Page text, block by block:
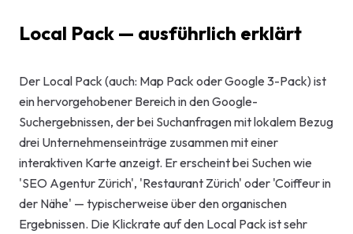
Digitales
Local Pack — ausführlich erklärt
Der Local Pack (auch: Map Pack oder Google 3-Pack) ist
ein hervorgehobener Bereich in den Google-
Suchergebnissen, der bei Suchanfragen mit lokalem Bezug
drei Unternehmenseinträge zusammen mit einer
interaktiven Karte anzeigt. Er erscheint bei Suchen wie
'SEO Agentur Zürich', 'Restaurant Zürich' oder 'Coiffeur in
der Nähe' — typischerweise über den organischen
Ergebnissen. Die Klickrate auf den Local Pack ist sehr